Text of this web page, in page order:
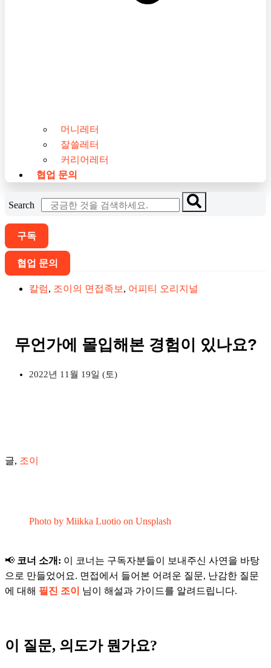
머니레터
잘쓸레터
커리어레터
협업 문의
Search
구독
협업 문의
칼럼, 조이의 면접족보 , 어피티 오리지널
무언가에 몰입해본 경험이 있나요?
2022년 11월 19일 (토)
글, 조이
Photo by Miikka Luotio on Unsplash
📢 코너 소개: 이 코너는 구독자분들이 보내주신 사연을 바탕
으로 만들었어요. 면접에서 들어본 어려운 질문, 난감한 질문
에 대해 필진 조이 님이 해설과 가이드를 알려드립니다.
이 질문, 의도가 뭔가요?